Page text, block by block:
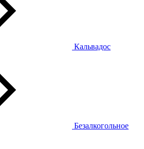
Кальвадос
Безалкогольное